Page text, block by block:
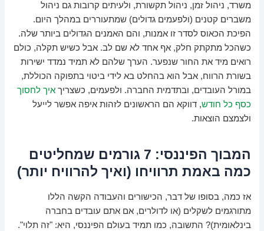
משרד, ניהול זמן, ניהול תקשורת, ולעיתים קרובות גם ניהול
משברים קטנים (ולפעמים גדולים) שמתעוררים במהלך היום.
הפיכת הכאוס לסדר זו אמנות, והם האמנים הגדולים ביותר שלה.
כשהכל מתקתק חלק, אף אחד לא שם לב. אבל כשיש תקלה, כולם
רואים מיד את החור שנפער. הערך שלהם לא תמיד נמדד ישירות
בשורת הרווח, אבל הוא בהחלט בא לידי ביטוי בתפוקה הכוללת,
במורל העובדים, ובתדמית החברה. ולפעמים, כשצריךאיך לחסוך
כסף כל חודש, דווקא הם הראשונים לזהות איפה אפשר לייעל
ולצמצם הוצאות.
המבוך הפיננסי: 7 גורמים שמחליטים
כמה באמת תרוויחו (ואיך להרוויח יותר)
אז כמה, בסופו של דבר, הכישורים והעבודה הקשה הללו
מתורגמים לשקלים (או לדולרים, אם אתם עובדים בחברה
בינלאומית)? התשובה, כמו תמיד בעולם הפיננסי, היא: "זה תלוי".